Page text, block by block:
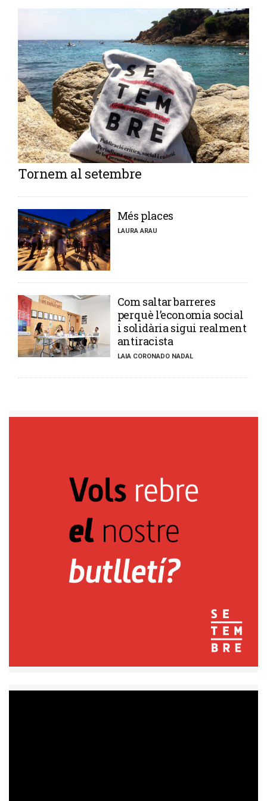
Tornem al setembre
​Més places
LAURA ARAU
​Com saltar barreres
perquè l’economia social
i solidària sigui realment
antiracista
LAIA CORONADO NADAL